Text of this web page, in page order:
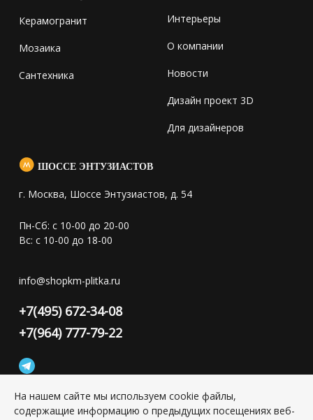
Керамогранит
Мозаика
Сантехника
Интерьеры
О компании
Новости
Дизайн проект 3D
Для дизайнеров
ШОССЕ ЭНТУЗИАСТОВ
г. Москва, Шоссе Энтузиастов, д. 54
Пн-Сб: с 10-00 до 20-00
Вс: с 10-00 до 18-00
info@shopkm-plitka.ru
+7(495) 672-34-08
+7(964) 777-79-22
Конфиденциальность персональной информации
На нашем сайте мы используем cookie файлы,
содержащие информацию о предыдущих посещениях веб-